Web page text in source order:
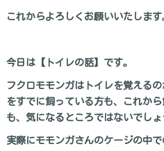
これからよろしくお願いいたします
今日は【トイレの話】です。
フクロモモンガはトイレを覚える
をすでに飼っている方も、これか
も、気になるところではないでしょ
実際にモモンガさんのケージの中